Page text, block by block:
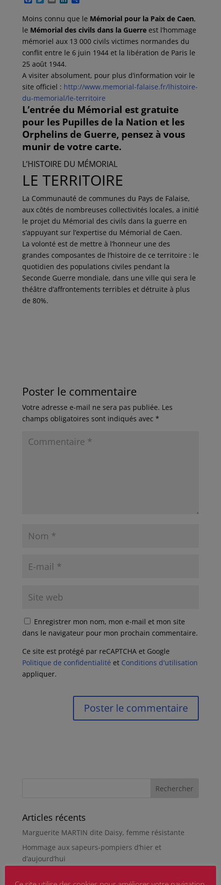
c
e
b
o
o
k
i
t
t
e
r
a
i
l
n
k
e
d
I
n
r
t
a
g
e
r
Moins connu que le Mémorial pour la Paix de Caen,
le Mémorial des civils dans la Guerreest l’hommage
mémoriel aux 13 000 civils victimes normandes du
conflit entre le 6 juin 1944 et la libération de Paris le
25 août 1944.
A visiter absolument, pour plus d’information voir le
site officiel : http://www.memorial-falaise.fr/lhistoire-
du-memorial/le-territoire
L’entrée du Mémorial est gratuite
pour les Pupilles de la Nation et les
Orphelins de Guerre, pensez à vous
munir de votre carte.
L’HISTOIRE DU MÉMORIAL
LE TERRITOIRE
La Communauté de communes du Pays de Falaise,
aux côtés de nombreuses collectivités locales, a initié
le projet du Mémorial des civils dans la guerre en
s’appuyant sur l’expertise du Mémorial de Caen.
La volonté est de mettre à l’honneur une des
grandes composantes de l’histoire de ce territoire : le
quotidien des populations civiles pendant la
Seconde Guerre mondiale, dans une ville qui sera le
théâtre d’affrontements terribles et détruite à plus
de 80%.
Poster le commentaire
Votre adresse e-mail ne sera pas publiée. Les
champs obligatoires sont indiqués avec *
Enregistrer mon nom, mon e-mail et mon site
dans le navigateur pour mon prochain commentaire.
Ce site est protégé par reCAPTCHA et Google
Politique de confidentialité et Conditions d'utilisation
appliquer.
Articles récents
Marguerite MARTIN dite Daisy, femme résistante
Hommage aux sapeurs-pompiers d’hier et
d’aujourd’hui